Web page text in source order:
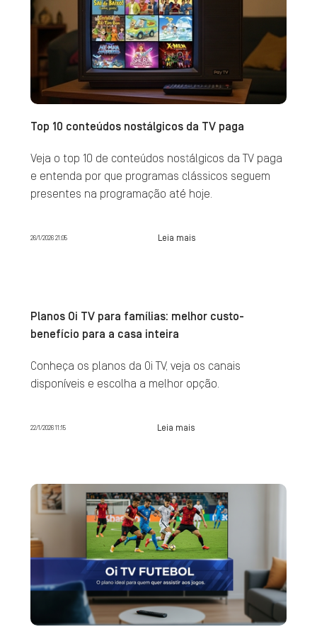
Top 10 conteúdos nostálgicos da TV paga
Veja o top 10 de conteúdos nostálgicos da TV paga
e entenda por que programas clássicos seguem
presentes na programação até hoje.
26/1/2026 21:05 Leia mais
Planos Oi TV para famílias: melhor custo-
benefício para a casa inteira
Conheça os planos da Oi TV, veja os canais
disponíveis e escolha a melhor opção.
22/1/2026 11:15 Leia mais